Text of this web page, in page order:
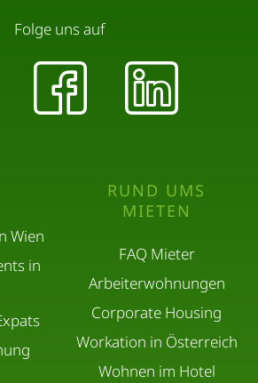
Wien
in
RUND UMS
MIETEN
FAQ Mieter
Arbeiterwohnungen
Corporate Housing
Workation in Österreich
Wohnen im Hotel
Folge uns auf